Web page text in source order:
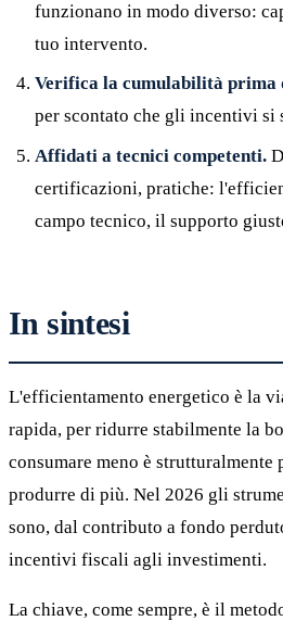
funzionano in modo diverso:
tuo intervento.
Verifica la cumulabilità prima
per scontato che gli incentivi si
Affidati a tecnici competenti.
certificazioni, pratiche:
campo tecnico, il supporto
In sintesi
L'efficientamento energetico è la
rapida, per ridurre stabilmente la
consumare meno è strutturalmente
produrre di più. Nel 2026 gli
sono, dal contributo a fondo
incentivi fiscali agli investimenti.
La chiave, come sempre, è il